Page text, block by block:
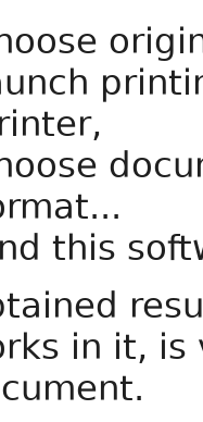
this
in it, is